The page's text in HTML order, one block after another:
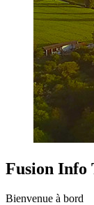
Fusion Info
Bienvenue à bord